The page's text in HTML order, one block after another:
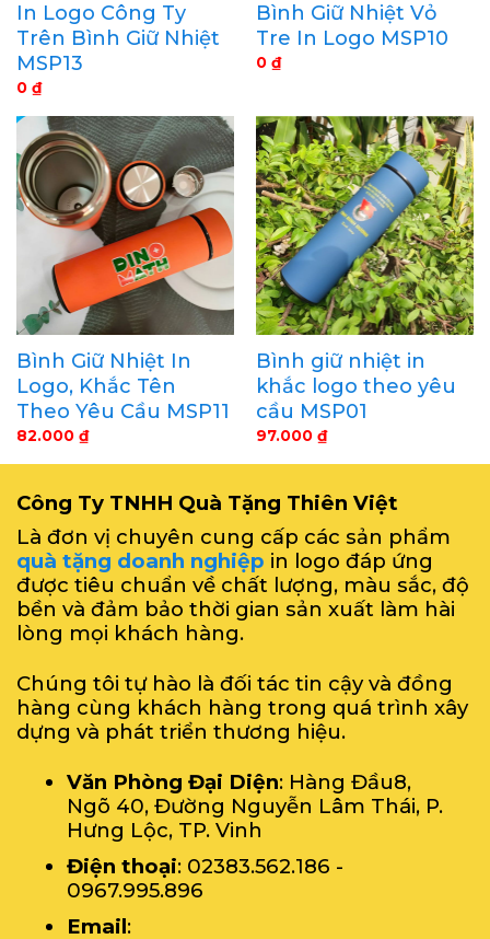
In Logo Công Ty
Trên Bình Giữ Nhiệt
MSP13
0 ₫
Bình Giữ Nhiệt Vỏ
Tre In Logo MSP10
0 ₫
Bình Giữ Nhiệt In
Logo, Khắc Tên
Theo Yêu Cầu MSP11
82.000 ₫
Bình giữ nhiệt in
khắc logo theo yêu
cầu MSP01
97.000 ₫
Công Ty TNHH Quà Tặng Thiên Việt
Là đơn vị chuyên cung cấp các sản phẩm
quà tặng doanh nghiệp in logo đáp ứng
được tiêu chuẩn về chất lượng, màu sắc, độ
bền và đảm bảo thời gian sản xuất làm hài
lòng mọi khách hàng.
Chúng tôi tự hào là đối tác tin cậy và đồng
hàng cùng khách hàng trong quá trình xây
dựng và phát triển thương hiệu.
Văn Phòng Đại Diện: Hàng Đầu8,
Ngõ 40, Đường Nguyễn Lâm Thái, P.
Hưng Lộc, TP. Vinh
Điện thoại: 02383.562.186 -
0967.995.896
Email: